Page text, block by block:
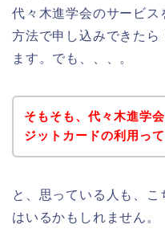
代々木進学会のサービス
方法で申し込みできたら
ます。でも、、、。
そもそも、代々木進学
ジットカードの利用っ
と、思っている人も、
はいるかもしれません。